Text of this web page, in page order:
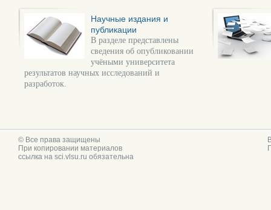
Научные издания и
публикации
В разделе представлены
сведения об опубликовании
учёными университета
результатов научных исследований и
разработок.
© Все права защищены
При копировании материалов
ссылка на sci.vlsu.ru обязательна